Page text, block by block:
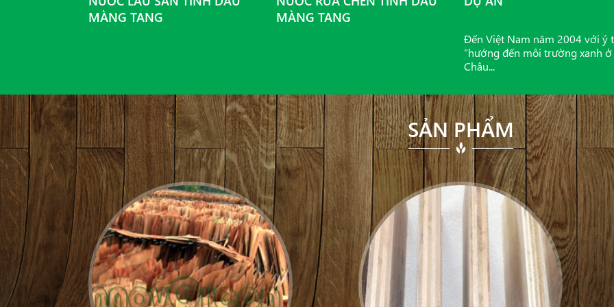
MÀNG TANG
MÀNG TANG
Đến Việt Nam năm 2004 với ý
“hướng đến môi trường xanh ở
Châu...
SẢN PHẨM